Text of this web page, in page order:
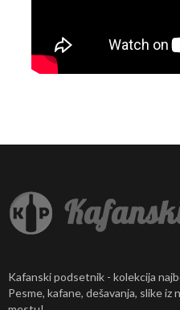
Kafanski podsetnik - kolekcija
Pesme, kafane, dešavanja, slike iz